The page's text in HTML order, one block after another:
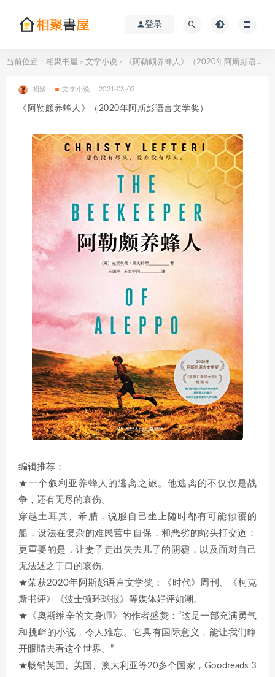
登录
当前位置： 相聚书屋 > 文学小说 > 《阿勒颇养蜂人》（2020年阿斯彭语言文学奖）
相聚 文学小说 2021-03-03
《阿勒颇养蜂人》（2020年阿斯彭语言文学奖）
编辑推荐：
★一个叙利亚养蜂人的逃离之旅。他逃离的不仅仅是战
争，还有无尽的哀伤。
穿越土耳其、希腊，说服自己坐上随时都有可能倾覆的
船，设法在复杂的难民营中自保，和恶劣的蛇头打交道；
更重要的是，让妻子走出失去儿子的阴霾，以及面对自己
无法述之于口的哀伤。
★荣获2020年阿斯彭语言文学奖；《时代》周刊、《柯克
斯书评》《波士顿环球报》等媒体好评如潮。
★《奥斯维辛的文身师》的作者盛赞：“这是一部充满勇气
和挑衅的小说，令人难忘。它具有国际意义，能让我们睁
开眼睛去看这个世界。”
★畅销英国、美国、澳大利亚等20多个国家，Goodreads 3